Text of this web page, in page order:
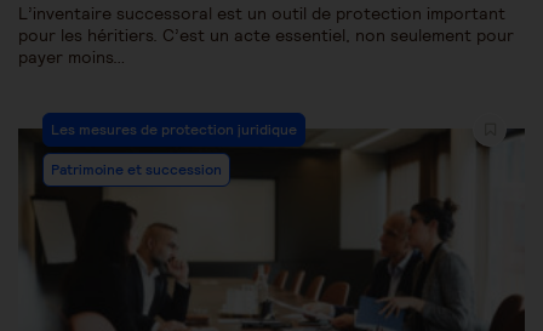
L’inventaire successoral est un outil de protection important
pour les héritiers. C’est un acte essentiel, non seulement pour
payer moins…
Les mesures de protection juridique
Patrimoine et succession